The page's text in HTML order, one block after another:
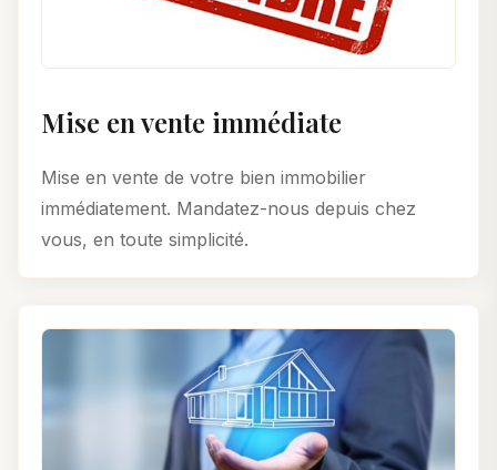
Mise en vente immédiate
Mise en vente de votre bien immobilier
immédiatement. Mandatez-nous depuis chez
vous, en toute simplicité.